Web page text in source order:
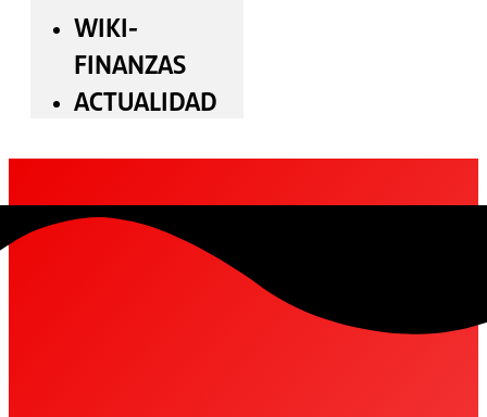
WIKI-
FINANZAS
ACTUALIDAD